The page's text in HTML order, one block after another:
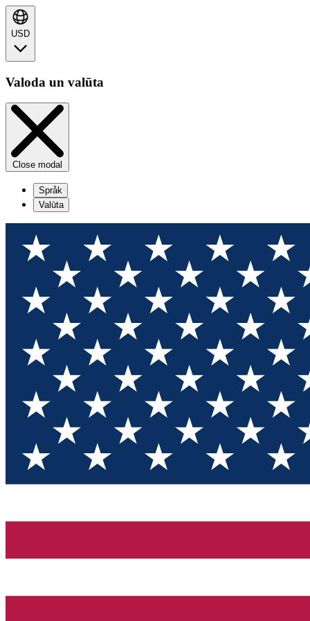
USD
Valoda un valūta
Close modal
Språk
Valūta